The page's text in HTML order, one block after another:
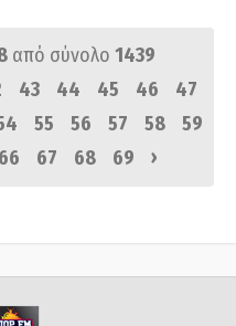
από σύνολο 1439
43 44 45 46
47
55 56 57 58
59
66 67 68 69 ›